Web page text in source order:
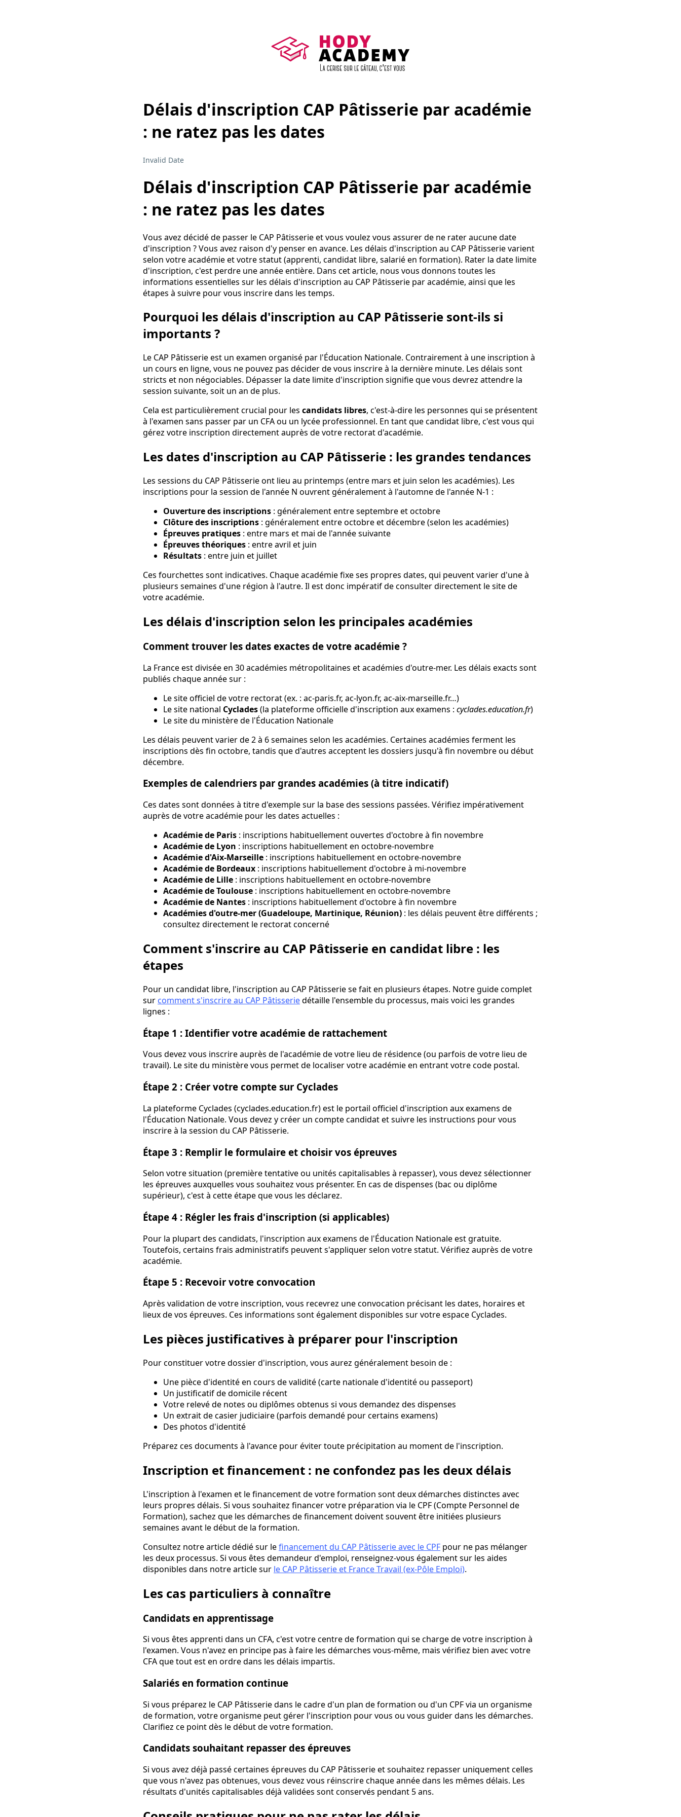
Délais d'inscription CAP Pâtisserie par académie
: ne ratez pas les dates
Invalid Date
Délais d'inscription CAP Pâtisserie par académie
: ne ratez pas les dates
Vous avez décidé de passer le CAP Pâtisserie et vous voulez vous assurer de ne rater aucune date
d'inscription ? Vous avez raison d'y penser en avance. Les délais d'inscription au CAP Pâtisserie varient
selon votre académie et votre statut (apprenti, candidat libre, salarié en formation). Rater la date limite
d'inscription, c'est perdre une année entière. Dans cet article, nous vous donnons toutes les
informations essentielles sur les délais d'inscription au CAP Pâtisserie par académie, ainsi que les
étapes à suivre pour vous inscrire dans les temps.
Pourquoi les délais d'inscription au CAP Pâtisserie sont-ils si
importants ?
Le CAP Pâtisserie est un examen organisé par l'Éducation Nationale. Contrairement à une inscription à
un cours en ligne, vous ne pouvez pas décider de vous inscrire à la dernière minute. Les délais sont
stricts et non négociables. Dépasser la date limite d'inscription signifie que vous devrez attendre la
session suivante, soit un an de plus.
Cela est particulièrement crucial pour les candidats libres, c'est-à-dire les personnes qui se présentent
à l'examen sans passer par un CFA ou un lycée professionnel. En tant que candidat libre, c'est vous qui
gérez votre inscription directement auprès de votre rectorat d'académie.
Les dates d'inscription au CAP Pâtisserie : les grandes tendances
Les sessions du CAP Pâtisserie ont lieu au printemps (entre mars et juin selon les académies). Les
inscriptions pour la session de l'année N ouvrent généralement à l'automne de l'année N-1 :
Ouverture des inscriptions : généralement entre septembre et octobre
Clôture des inscriptions : généralement entre octobre et décembre (selon les académies)
Épreuves pratiques : entre mars et mai de l'année suivante
Épreuves théoriques : entre avril et juin
Résultats : entre juin et juillet
Ces fourchettes sont indicatives. Chaque académie fixe ses propres dates, qui peuvent varier d'une à
plusieurs semaines d'une région à l'autre. Il est donc impératif de consulter directement le site de
votre académie.
Les délais d'inscription selon les principales académies
Comment trouver les dates exactes de votre académie ?
La France est divisée en 30 académies métropolitaines et académies d'outre-mer. Les délais exacts sont
publiés chaque année sur :
Le site officiel de votre rectorat (ex. : ac-paris.fr, ac-lyon.fr, ac-aix-marseille.fr…)
Le site national Cyclades(la plateforme officielle d'inscription aux examens : cyclades.education.fr)
Le site du ministère de l'Éducation Nationale
Les délais peuvent varier de 2 à 6 semaines selon les académies. Certaines académies ferment les
inscriptions dès fin octobre, tandis que d'autres acceptent les dossiers jusqu'à fin novembre ou début
décembre.
Exemples de calendriers par grandes académies (à titre indicatif)
Ces dates sont données à titre d'exemple sur la base des sessions passées. Vérifiez impérativement
auprès de votre académie pour les dates actuelles :
Académie de Paris : inscriptions habituellement ouvertes d'octobre à fin novembre
Académie de Lyon : inscriptions habituellement en octobre-novembre
Académie d'Aix-Marseille : inscriptions habituellement en octobre-novembre
Académie de Bordeaux : inscriptions habituellement d'octobre à mi-novembre
Académie de Lille : inscriptions habituellement en octobre-novembre
Académie de Toulouse : inscriptions habituellement en octobre-novembre
Académie de Nantes : inscriptions habituellement d'octobre à fin novembre
Académies d'outre-mer (Guadeloupe, Martinique, Réunion) : les délais peuvent être différents ;
consultez directement le rectorat concerné
Comment s'inscrire au CAP Pâtisserie en candidat libre : les
étapes
Pour un candidat libre, l'inscription au CAP Pâtisserie se fait en plusieurs étapes. Notre guide complet
sur comment s'inscrire au CAP Pâtisseriedétaille l'ensemble du processus, mais voici les grandes
lignes :
Étape 1 : Identifier votre académie de rattachement
Vous devez vous inscrire auprès de l'académie de votre lieu de résidence (ou parfois de votre lieu de
travail). Le site du ministère vous permet de localiser votre académie en entrant votre code postal.
Étape 2 : Créer votre compte sur Cyclades
La plateforme Cyclades (cyclades.education.fr) est le portail officiel d'inscription aux examens de
l'Éducation Nationale. Vous devez y créer un compte candidat et suivre les instructions pour vous
inscrire à la session du CAP Pâtisserie.
Étape 3 : Remplir le formulaire et choisir vos épreuves
Selon votre situation (première tentative ou unités capitalisables à repasser), vous devez sélectionner
les épreuves auxquelles vous souhaitez vous présenter. En cas de dispenses (bac ou diplôme
supérieur), c'est à cette étape que vous les déclarez.
Étape 4 : Régler les frais d'inscription (si applicables)
Pour la plupart des candidats, l'inscription aux examens de l'Éducation Nationale est gratuite.
Toutefois, certains frais administratifs peuvent s'appliquer selon votre statut. Vérifiez auprès de votre
académie.
Étape 5 : Recevoir votre convocation
Après validation de votre inscription, vous recevrez une convocation précisant les dates, horaires et
lieux de vos épreuves. Ces informations sont également disponibles sur votre espace Cyclades.
Les pièces justificatives à préparer pour l'inscription
Pour constituer votre dossier d'inscription, vous aurez généralement besoin de :
Une pièce d'identité en cours de validité (carte nationale d'identité ou passeport)
Un justificatif de domicile récent
Votre relevé de notes ou diplômes obtenus si vous demandez des dispenses
Un extrait de casier judiciaire (parfois demandé pour certains examens)
Des photos d'identité
Préparez ces documents à l'avance pour éviter toute précipitation au moment de l'inscription.
Inscription et financement : ne confondez pas les deux délais
L'inscription à l'examen et le financement de votre formation sont deux démarches distinctes avec
leurs propres délais. Si vous souhaitez financer votre préparation via le CPF (Compte Personnel de
Formation), sachez que les démarches de financement doivent souvent être initiées plusieurs
semaines avant le début de la formation.
Consultez notre article dédié sur lefinancement du CAP Pâtisserie avec le CPF pour ne pas mélanger
les deux processus. Si vous êtes demandeur d'emploi, renseignez-vous également sur les aides
disponibles dans notre article sur le CAP Pâtisserie et France Travail (ex-Pôle Emploi).
Les cas particuliers à connaître
Candidats en apprentissage
Si vous êtes apprenti dans un CFA, c'est votre centre de formation qui se charge de votre inscription à
l'examen. Vous n'avez en principe pas à faire les démarches vous-même, mais vérifiez bien avec votre
CFA que tout est en ordre dans les délais impartis.
Salariés en formation continue
Si vous préparez le CAP Pâtisserie dans le cadre d'un plan de formation ou d'un CPF via un organisme
de formation, votre organisme peut gérer l'inscription pour vous ou vous guider dans les démarches.
Clarifiez ce point dès le début de votre formation.
Candidats souhaitant repasser des épreuves
Si vous avez déjà passé certaines épreuves du CAP Pâtisserie et souhaitez repasser uniquement celles
que vous n'avez pas obtenues, vous devez vous réinscrire chaque année dans les mêmes délais. Les
résultats d'unités capitalisables déjà validées sont conservés pendant 5 ans.